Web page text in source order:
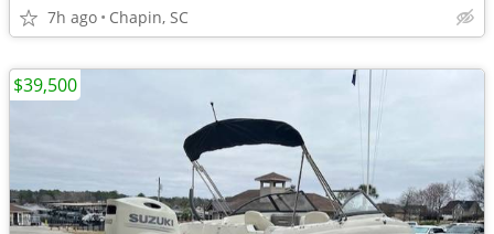
7h ago Chapin, SC
$39,500